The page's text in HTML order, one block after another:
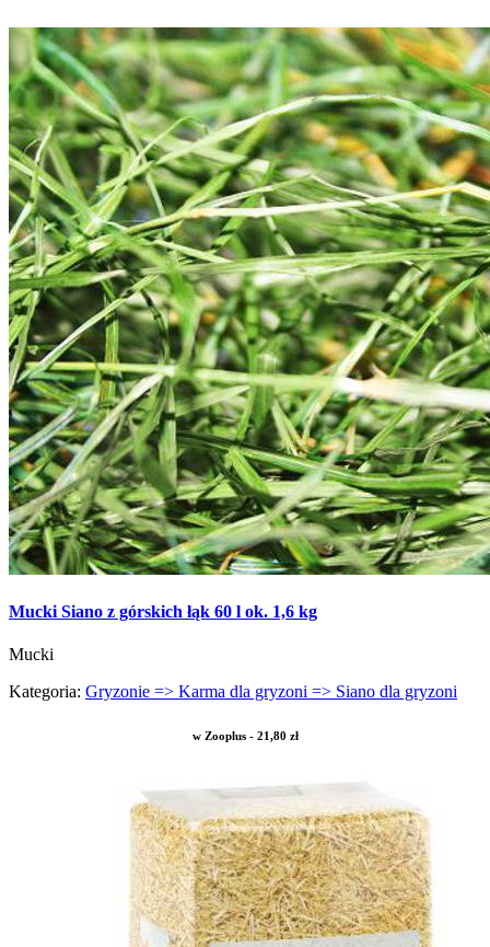
Mucki Siano z górskich łąk 60 l ok. 1,6 kg
Mucki
Kategoria: Gryzonie => Karma dla gryzoni => Siano dla gryzoni
w Zooplus - 21,80 zł